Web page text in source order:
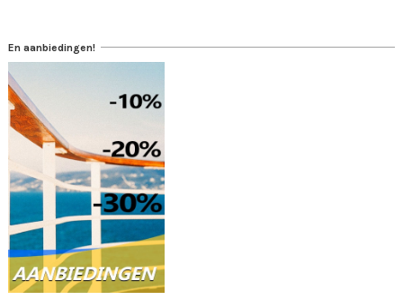
En aanbiedingen!